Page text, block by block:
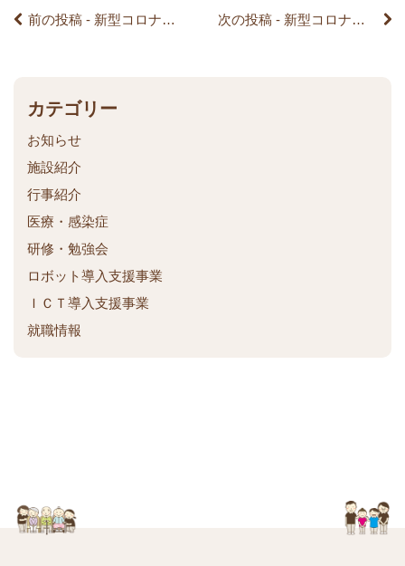
へ 前の投稿 - 新型コロナウイルス感染者の発生と対応について（第２報） 次の投稿 - 新型コロナウイルス感染者の発生と対応について（第２報）
カテゴリー
お知らせ
施設紹介
行事紹介
医療・感染症
研修・勉強会
ロボット導入支援事業
ＩＣＴ導入支援事業
就職情報